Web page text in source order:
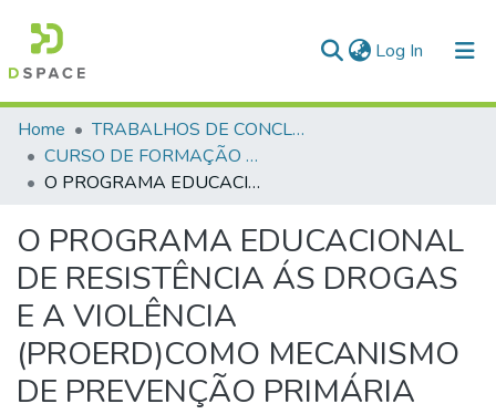
Log In (current)
Communities & Collections
All of DSpace
Home
TRABALHOS DE CONCLUSÃO DE CURSO - CFP (CURSO DE FORMAÇÃO DE PRAÇAS)
CURSO DE FORMAÇÃO DE PRAÇAS - CFP - 2018
O PROGRAMA EDUCACIONAL DE RESISTÊNCIA ÁS DROGAS E A VIOLÊNCIA (PROERD)COMO MECANISMO DE PREVENÇÃO PRIMÁRIA
O PROGRAMA EDUCACIONAL
DE RESISTÊNCIA ÁS DROGAS
E A VIOLÊNCIA
(PROERD)COMO MECANISMO
DE PREVENÇÃO PRIMÁRIA